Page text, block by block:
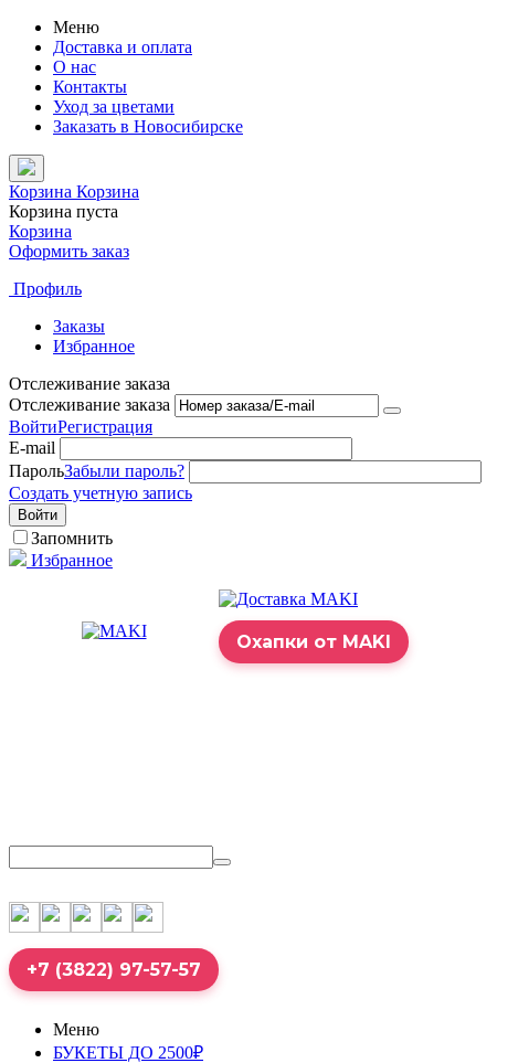
Меню
Доставка и оплата
О нас
Контакты
Уход за цветами
Заказать в Новосибирске
Корзина Корзина
Корзина пуста
Корзина
Оформить заказ
Профиль
Заказы
Избранное
Отслеживание заказа
Отслеживание заказа
ВойтиРегистрация
E-mail
ПарольЗабыли пароль?
Создать учетную запись
Войти
Запомнить
Избранное
Охапки от MAKI
+7 (3822) 97-57-57
Меню
БУКЕТЫ ДО 2500₽